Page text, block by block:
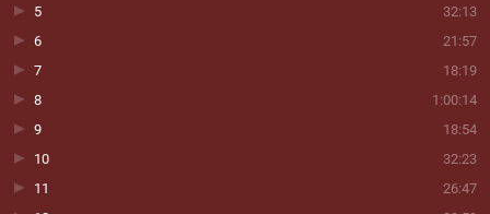
32:13
5
21:57
6
18:19
7
1:00:14
8
18:54
9
32:23
10
26:47
11